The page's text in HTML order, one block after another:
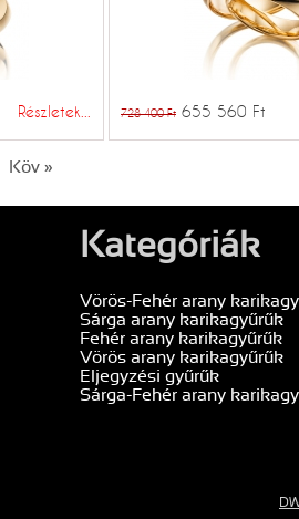
Részletek... 728 400 Ft 655 560 Ft
Köv »
Kategóriák
Vörös-Fehér arany
Sárga arany karikagyűrűk
Fehér arany karikagyűrűk
Vörös arany karikagyűrűk
Eljegyzési gyűrűk
Sárga-Fehér arany